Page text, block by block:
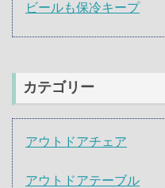
ビールも保冷キープ
カテゴリー
アウトドアチェア
アウトドアテーブル